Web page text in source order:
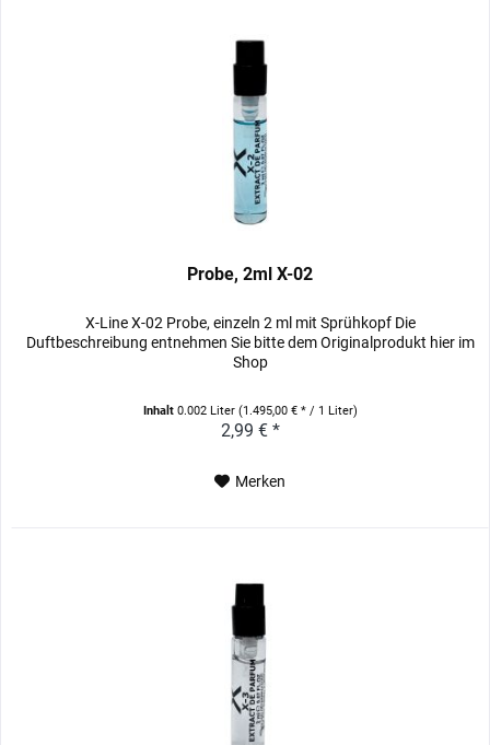
Probe, 2ml X-02
X-Line X-02 Probe, einzeln 2 ml mit Sprühkopf Die
Duftbeschreibung entnehmen Sie bitte dem Originalprodukt hier im
Shop
Inhalt 0.002 Liter (1.495,00 € * / 1 Liter)
2,99 € *
Merken